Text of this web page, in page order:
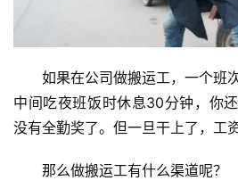
如果在公司做搬运工，一个班
中间吃夜班饭时休息30分钟，你
没有全勤奖了。但一旦干上了，工
那么做搬运工有什么渠道呢？